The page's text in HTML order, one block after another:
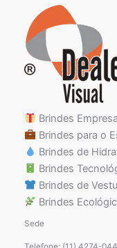
Brindes
Brindes para o
Brindes de
Brindes
Brindes de
Brindes
Sede